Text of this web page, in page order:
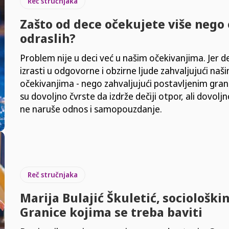
Zašto od dece očekujete više nego
odraslih?
Problem nije u deci već u našim očekivanjima. Jer
izrasti u odgovorne i obzirne ljude zahvaljujući
očekivanjima - nego zahvaljujući postavljenim
su dovoljno čvrste da izdrže dečiji otpor, ali
ne naruše odnos i samopouzdanje.
Reč stručnjaka
Marija Bulajić Škuletić,
Granice kojima se treba baviti